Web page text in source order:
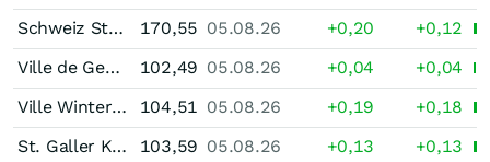
Schweiz Staatsanleihe 4,00 % bis 01/49
170,55 05.08.26 +0,20
+0,12
Ville de Geneve 1,375 % bis 11/29
102,49 05.08.26 +0,04
+0,04
Ville Winterthour 1,50 % bis 01/36
104,51 05.08.26 +0,19
+0,18
St. Galler Kantonalbank Unternehmensanleihe 1,50 % bis 02/31
103,59 05.08.26 +0,13
+0,13